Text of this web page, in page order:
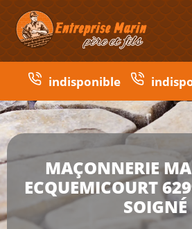
indisponible
MAÇONNERIE
ECQUEMICOURT
SOIGNÉ